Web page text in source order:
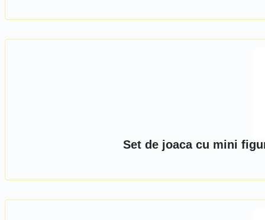
Set de joaca cu mini